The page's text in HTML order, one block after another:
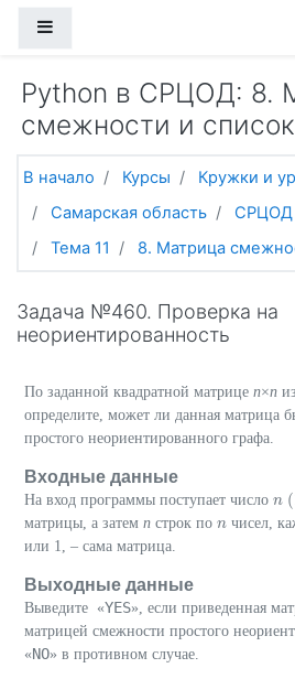
Python в СРЦОД: 8.
смежности и
В начало Курсы
Кружки и
Самарская область
СРЦОД
Тема 11
8. Матрица
Задача №460. Проверка на
неориентированность
По заданной квадратной матрице n×n
определите, может ли данная матрица
простого неориентированного графа.
Входные данные
На вход программы поступает число n
n (
(
матрицы, а затем n строк по n
n чисел,
или 1, – сама матрица.
Выходные данные
Выведите «YES», если приведенная
матрицей смежности простого
«NO» в противном случае.